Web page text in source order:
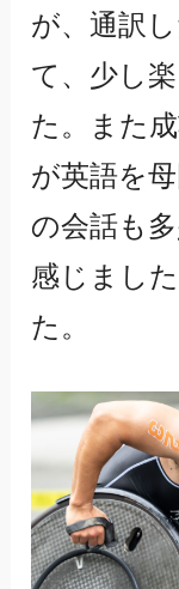
が、通訳
て、少し
た。また
が英語を
の会話も
感じまし
た。